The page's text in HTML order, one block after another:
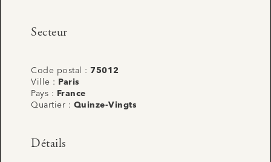
Secteur
Code postal : 75012
Ville :
Paris
Pays :
France
Quartier : Quinze-Vingts
Détails